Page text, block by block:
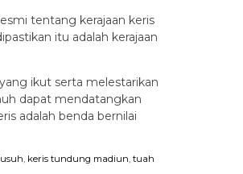
tentang kerajaan keris
itu adalah kerajaan
ikut serta melestarikan
dapat mendatangkan
adalah benda bernilai
keris tundung madiun tuah